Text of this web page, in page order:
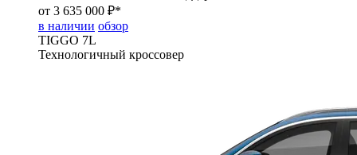
от 3 635 000 ₽*
в наличии обзор
TIGGO 7L
Технологичный кроссовер